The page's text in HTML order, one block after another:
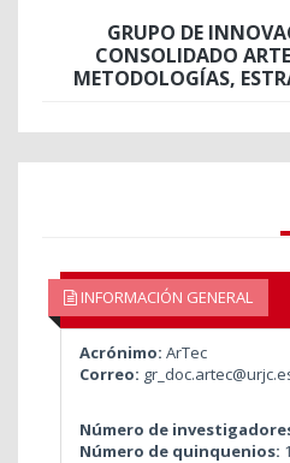
GRUPO DE
CONSOLIDADO
METODOLOGÍAS,
INFORMACIÓN GENERAL
Acrónimo: ArTec
Correo:
Número de
Número de quinquenios: